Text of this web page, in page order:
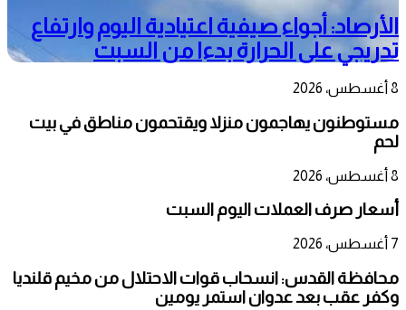
الأرصاد: أجواء صيفية اعتيادية اليوم وارتفاع
تدريجي على الحرارة بدءا من السبت
8 أغسطس، 2026
مستوطنون يهاجمون منزلا ويقتحمون مناطق في بيت
لحم
8 أغسطس، 2026
أسعار صرف العملات اليوم السبت
7 أغسطس، 2026
محافظة القدس: انسحاب قوات الاحتلال من مخيم قلنديا
وكفر عقب بعد عدوان استمر يومين